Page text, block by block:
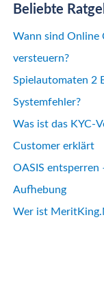
Beliebte
Wann sind Online
versteuern?
Spielautomaten 2
Systemfehler?
Was ist das KYC-
Customer erklärt
OASIS entsperren
Aufhebung
Wer ist